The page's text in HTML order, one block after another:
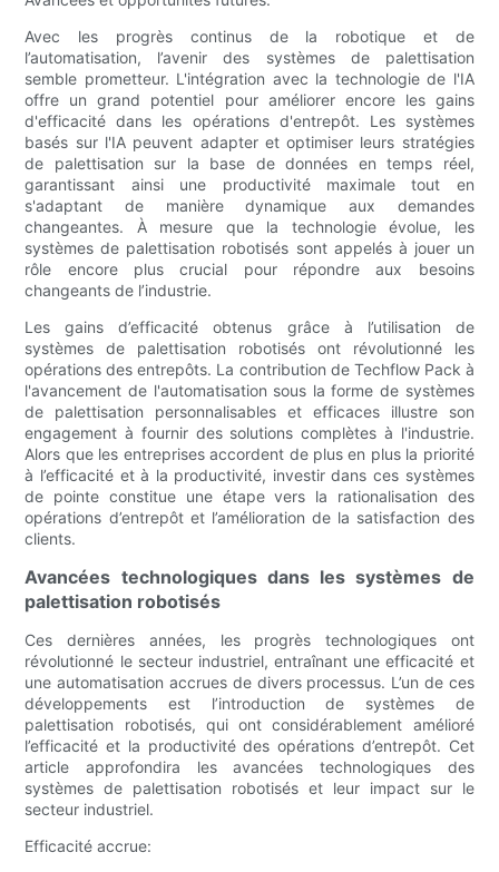
Avec les progrès continus de la robotique et de
l’automatisation, l’avenir des systèmes de palettisation
semble prometteur. L'intégration avec la technologie de l'IA
offre un grand potentiel pour améliorer encore les gains
d'efficacité dans les opérations d'entrepôt. Les systèmes
basés sur l'IA peuvent adapter et optimiser leurs stratégies
de palettisation sur la base de données en temps réel,
garantissant ainsi une productivité maximale tout en
s'adaptant de manière dynamique aux demandes
changeantes. À mesure que la technologie évolue, les
systèmes de palettisation robotisés sont appelés à jouer un
rôle encore plus crucial pour répondre aux besoins
changeants de l’industrie.
Les gains d’efficacité obtenus grâce à l’utilisation de
systèmes de palettisation robotisés ont révolutionné les
opérations des entrepôts. La contribution de Techflow Pack à
l'avancement de l'automatisation sous la forme de systèmes
de palettisation personnalisables et efficaces illustre son
engagement à fournir des solutions complètes à l'industrie.
Alors que les entreprises accordent de plus en plus la priorité
à l’efficacité et à la productivité, investir dans ces systèmes
de pointe constitue une étape vers la rationalisation des
opérations d’entrepôt et l’amélioration de la satisfaction des
clients.
Avancées technologiques dans les systèmes de
palettisation robotisés
Ces dernières années, les progrès technologiques ont
révolutionné le secteur industriel, entraînant une efficacité et
une automatisation accrues de divers processus. L’un de ces
développements est l’introduction de systèmes de
palettisation robotisés, qui ont considérablement amélioré
l’efficacité et la productivité des opérations d’entrepôt. Cet
article approfondira les avancées technologiques des
systèmes de palettisation robotisés et leur impact sur le
secteur industriel.
Efficacité accrue: